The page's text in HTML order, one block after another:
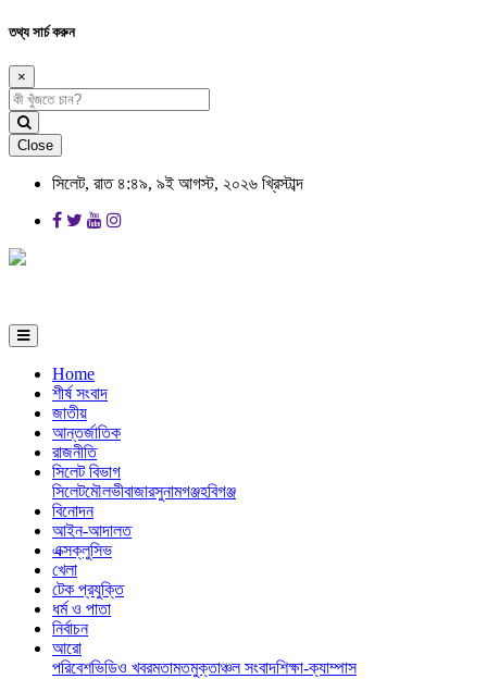
তথ্য সার্চ করুন
×
Close
সিলেট, রাত ৪:৪৯, ৯ই আগস্ট, ২০২৬ খ্রিস্টাব্দ
Home
শীর্ষ সংবাদ
জাতীয়
আন্তর্জাতিক
রাজনীতি
সিলেট বিভাগ
সিলেটমৌলভীবাজারসুনামগঞ্জহবিগঞ্জ
বিনোদন
আইন-আদালত
এক্সক্লুসিভ
খেলা
টেক প্রযুক্তি
ধর্ম ও পাতা
নির্বাচন
আরো
পরিবেশভিডিও খবরমতামতমুক্তাঞ্চল সংবাদশিক্ষা-ক্যাম্পাস